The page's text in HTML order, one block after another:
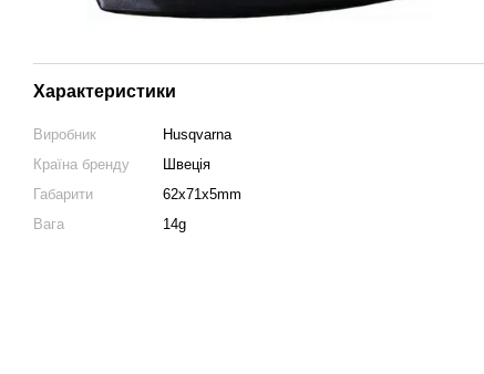
Характеристики
Виробник
Husqvarna
Країна бренду
Швеція
Габарити
62x71x5mm
Вага
14g